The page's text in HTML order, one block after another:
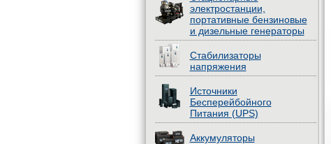
электростанции,
портативные бензиновые
и дизельные генераторы
Стабилизаторы
напряжения
Источники
Бесперейбойного
Питания (UPS)
Аккумуляторы